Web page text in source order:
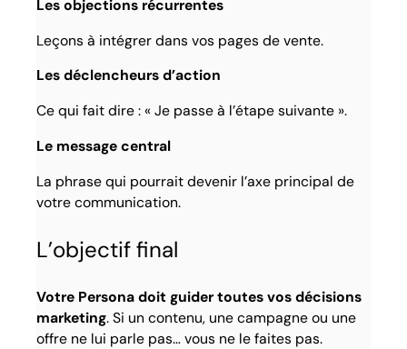
Les objections récurrentes
Leçons à intégrer dans vos pages de vente.
Les déclencheurs d’action
Ce qui fait dire : « Je passe à l’étape suivante ».
Le message central
La phrase qui pourrait devenir l’axe principal de
votre communication.
L’objectif final
Votre Persona doit guider toutes vos décisions
marketing. Si un contenu, une campagne ou une
offre ne lui parle pas… vous ne le faites pas.